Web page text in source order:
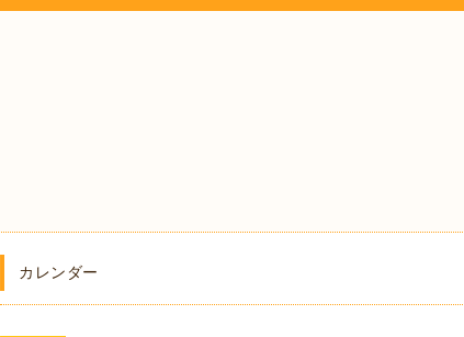
カレンダー